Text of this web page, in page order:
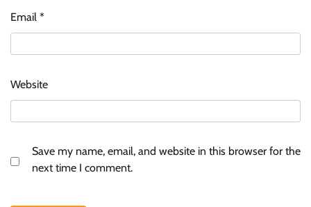
Email *
Website
Save my name, email, and website in this browser for the
next time I comment.